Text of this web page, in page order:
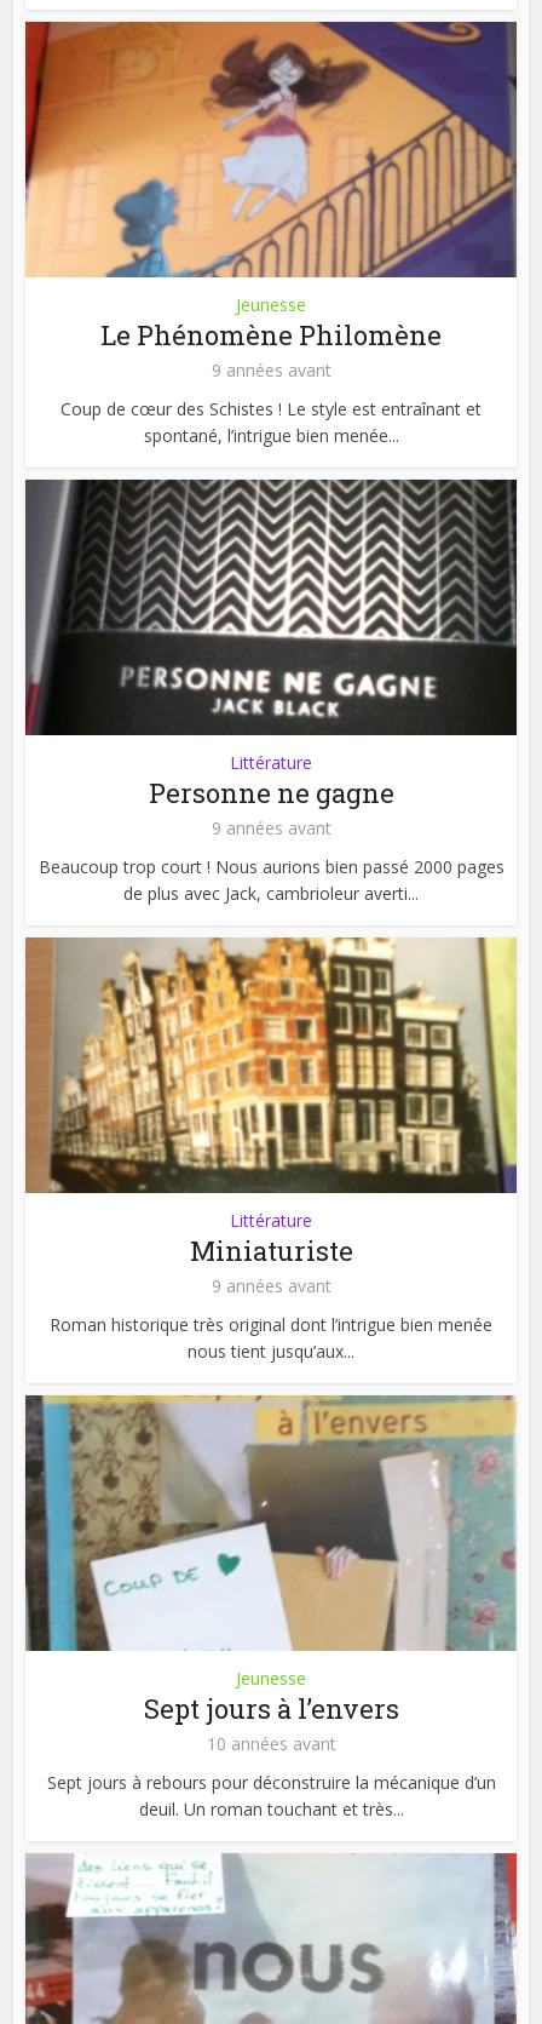
Jeunesse
Le Phénomène Philomène
9 années avant
Coup de cœur des Schistes ! Le style est entraînant et
spontané, l’intrigue bien menée...
Littérature
Personne ne gagne
9 années avant
Beaucoup trop court ! Nous aurions bien passé 2000 pages
de plus avec Jack, cambrioleur averti...
Littérature
Miniaturiste
9 années avant
Roman historique très original dont l’intrigue bien menée
nous tient jusqu’aux...
Jeunesse
Sept jours à l’envers
10 années avant
Sept jours à rebours pour déconstruire la mécanique d’un
deuil. Un roman touchant et très...